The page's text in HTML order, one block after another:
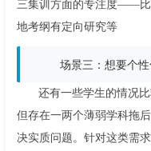
三集训方面的专注度——比
地考纲有定向研究等
场景三：想要个
还有一些学生的情况
但存在一两个薄弱学科拖
决实质问题。针对这类需